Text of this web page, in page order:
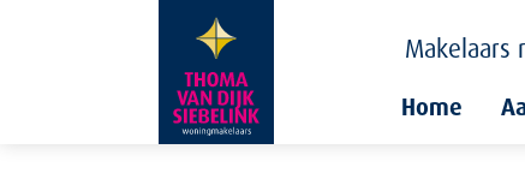
Makelaars
Home